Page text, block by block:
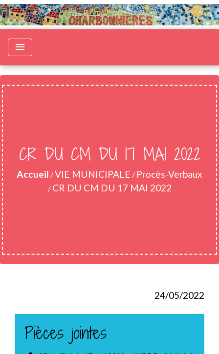
menu
CR DU CM DU 17 MAI 2022
Accueil /VIE MUNICIPALE / Procès-Verbaux
/ CR DU CM DU 17 MAI 2022
24/05/2022
Pièces jointes